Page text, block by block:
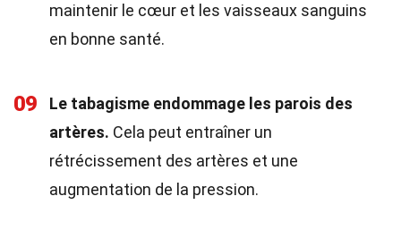
maintenir le cœur et les vaisseaux sanguins
en bonne santé.
09
Le tabagisme endommage les parois des
artères. Cela peut entraîner un
rétrécissement des artères et une
augmentation de la pression.